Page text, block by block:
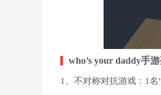
who’s your daddy手
1、不对称对抗游戏：1